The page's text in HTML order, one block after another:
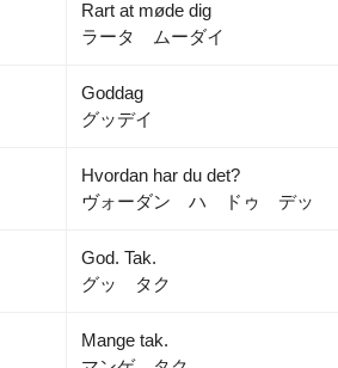
Rart at møde dig
ラータ ムーダイ
Goddag
グッデイ
Hvordan har du det?
ヴォーダン ハ ドゥ デッ
God. Tak.
グッ タク
Mange tak.